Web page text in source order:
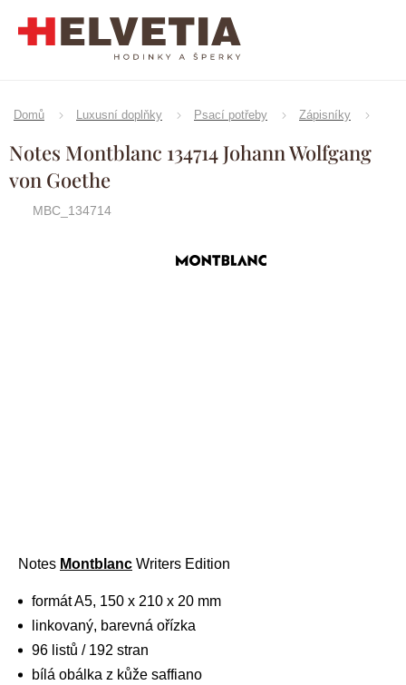
Domů Luxusní doplňky Psací potřeby Zápisníky
Notes Montblanc 134714 Johann Wolfgang
von Goethe
MBC_134714
Značka:Montblanc
Notes Montblanc Writers Edition
formát A5, 150 x 210 x 20 mm
linkovaný, barevná ořízka
96 listů / 192 stran
bílá obálka z kůže saffiano